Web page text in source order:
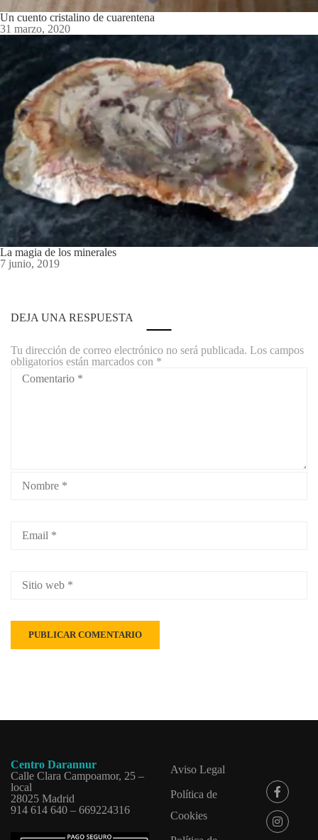
Un cuento cristalino de cuarentena
31 marzo, 2020
La magia de los minerales
7 junio, 2019
DEJA UNA RESPUESTA
Tu dirección de correo electrónico no será publicada. Los campos
obligatorios están marcados con *
Centro Darannur
Calle Clara Campoamor, 25 –
local
28025 Madrid
914 614 640 – 669224316
Aviso Legal
Política de
Cookies